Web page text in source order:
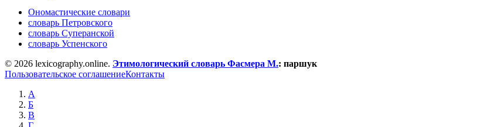
Ономастические словари
словарь Петровского
словарь Суперанской
словарь Успенского
© 2026 lexicography.online. Этимологический словарь Фасмера М.: паршук
Пользовательское соглашениеКонтакты
А
Б
В